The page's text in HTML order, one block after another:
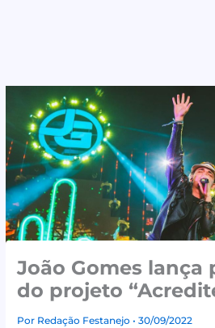
João Gomes lança
do projeto
Por Redação Festanejo• 30/09/2022